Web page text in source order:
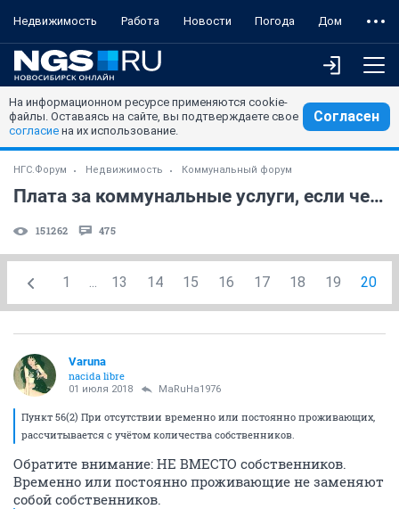
Недвижимость Работа Новости Погода Дом
На информационном ресурсе применяются cookie-
файлы. Оставаясь на сайте, вы подтверждаете свое
согласие на их использование.
Согласен
НГС.Форум Недвижимость Коммунальный форум
Плата за коммунальные услуги, если человек в квартире не прописан
151262 475
1 ... 13 14 15 16 17 18 19 20
Varuna
nacida libre
01 июля 2018 MaRuHa1976
Пункт 56(2) При отсутствии временно или постоянно проживающих,
рассчитывается с учётом количества собственников.
Обратите внимание: НЕ ВМЕСТО собственников.
Временно или постоянно проживающие не заменяют
собой собственников.